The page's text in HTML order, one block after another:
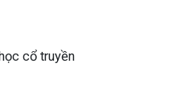
cổ truyền